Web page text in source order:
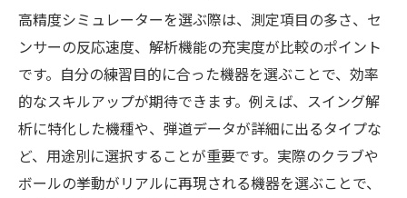
高精度シミュレーターを選ぶ際は、測定項目の多さ、セ
ンサーの反応速度、解析機能の充実度が比較のポイント
です。自分の練習目的に合った機器を選ぶことで、効率
的なスキルアップが期待できます。例えば、スイング解
析に特化した機種や、弾道データが詳細に出るタイプな
ど、用途別に選択することが重要です。実際のクラブや
ボールの挙動がリアルに再現される機器を選ぶことで、